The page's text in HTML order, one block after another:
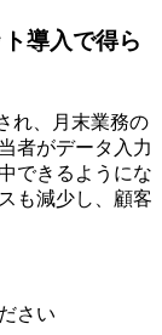
導入で得ら
れ、月末業務の
者がデータ入力
できるようにな
も減少し、顧客
さい